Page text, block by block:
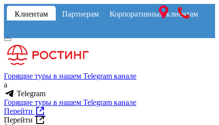
Клиентам Партнерам Корпоративным клиентам
Горящие туры в нашем Telegram канале
a
Telegram
Горящие туры в нашем Telegram канале
Перейти
Перейти